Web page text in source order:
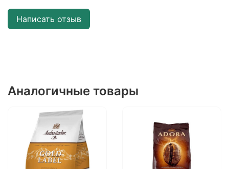
Написать отзыв
Аналогичные товары